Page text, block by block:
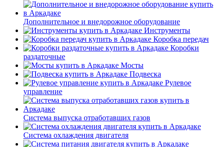
Дополнительное и внедорожное оборудование
Инструменты
Коробка передач
Коробки
раздаточные
Мосты
Подвеска
Рулевое
управление
Система выпуска отработавших газов
Система охлаждения двигателя